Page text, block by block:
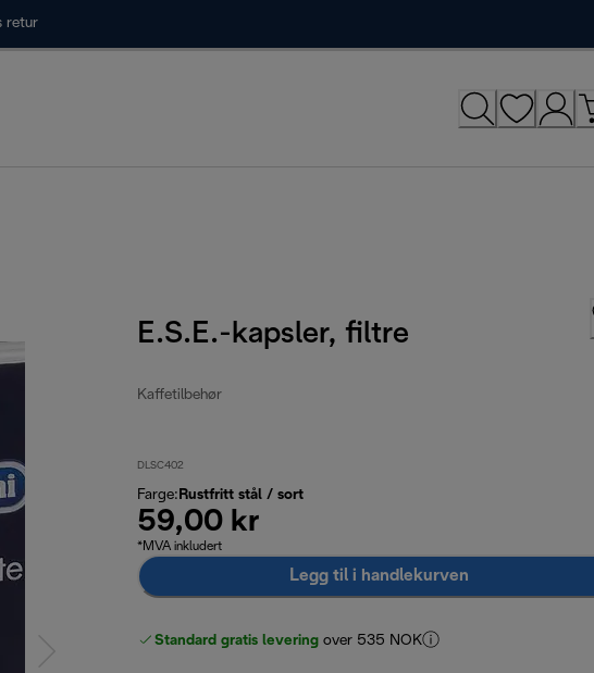
retur
E.S.E.-kapsler, filtre
Kaffetilbehør
DLSC402
Farge: Rustfritt stål / sort
59,00 kr
*MVA inkludert
Legg til i handlekurven
Standard gratis levering over 535 NOK